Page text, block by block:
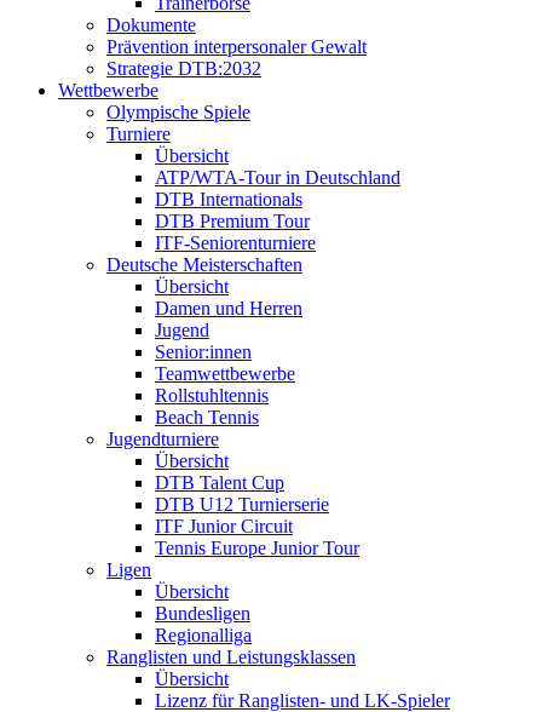
Dokumente
Prävention interpersonaler Gewalt
Strategie DTB:2032
Wettbewerbe
Olympische Spiele
Turniere
Übersicht
ATP/WTA-Tour in Deutschland
DTB Internationals
DTB Premium Tour
ITF-Seniorenturniere
Deutsche Meisterschaften
Übersicht
Damen und Herren
Jugend
Senior:innen
Teamwettbewerbe
Rollstuhltennis
Beach Tennis
Jugendturniere
Übersicht
DTB Talent Cup
DTB U12 Turnierserie
ITF Junior Circuit
Tennis Europe Junior Tour
Ligen
Übersicht
Bundesligen
Regionalliga
Ranglisten und Leistungsklassen
Übersicht
Lizenz für Ranglisten- und LK-Spieler